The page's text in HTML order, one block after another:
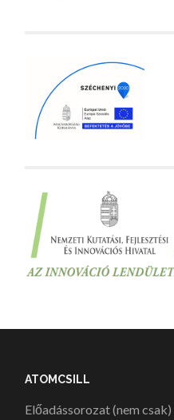
ATOMCSILL
Előadássorozat (nem csak)